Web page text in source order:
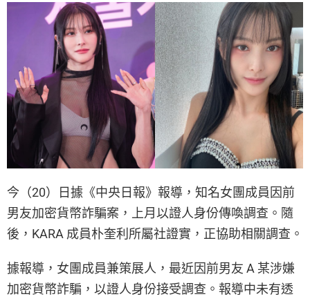
今（20）日據《中央日報》報導，知名女團成員因前
男友加密貨幣詐騙案，上月以證人身份傳喚調查。隨
後，KARA 成員朴奎利所屬社證實，正協助相關調查。
據報導，女團成員兼策展人，最近因前男友 A 某涉嫌
加密貨幣詐騙，以證人身份接受調查。報導中未有透